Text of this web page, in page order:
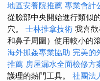
地區安養院推薦 專業會計
從臉部中央開始進行類似
穴。 士林推拿技術 我喜
和鼻子周圍）使用較小的
海外抓姦專業協助 完美的
推薦 房屋漏水全面檢修方
護理的熱門工具。 社團法